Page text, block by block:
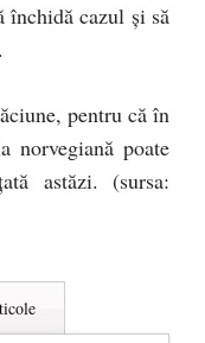
închidă cazul și să
pentru că în
norvegiană poate
astăzi. (sursa: